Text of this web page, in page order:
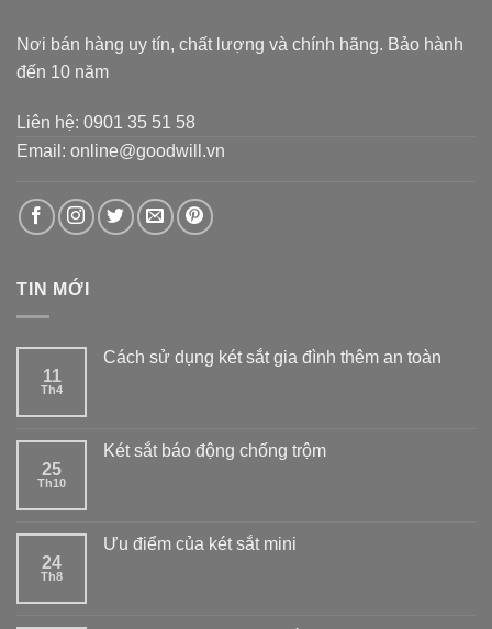
Nơi bán hàng uy tín, chất lượng và chính hãng. Bảo hành
đến 10 năm
Liên hệ: 0901 35 51 58
Email: online@goodwill.vn
TIN MỚI
11
Th4
Cách sử dụng két sắt gia đình thêm an toàn
25
Th10
Két sắt báo động chống trộm
24
Th8
Ưu điểm của két sắt mini